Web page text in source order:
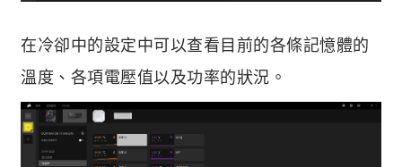
在冷卻中的設定中可以查看目前的各條記憶體的
溫度、各項電壓值以及功率的狀況。